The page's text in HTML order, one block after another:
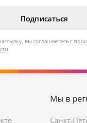
вы соглашаетесь с
Мы в
Санкт-